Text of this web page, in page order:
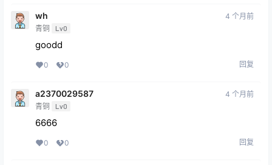
wh
青铜 Lv0
4 个月前
goodd
0 0 回复
a2370029587
青铜 Lv0
4 个月前
6666
0 0 回复